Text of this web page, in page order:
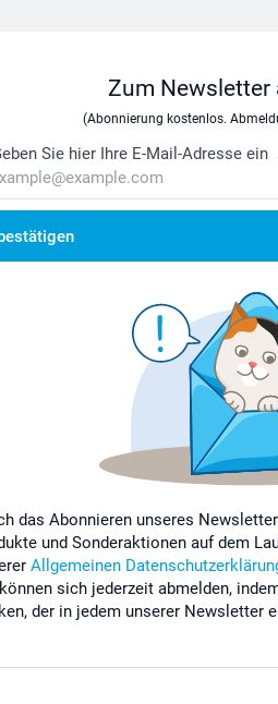
Zum Newsletter
(Abonnierung kostenlos.
Sie hier Ihre E-Mail-Adresse ein
das Abonnieren unseres
und Sonderaktionen auf dem
Allgemeinen
sich jederzeit abmelden,
der in jedem unserer Newsletter